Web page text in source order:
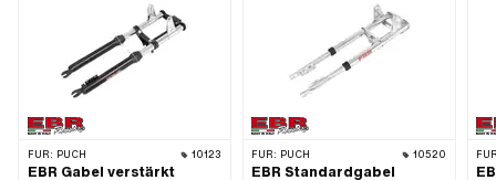
FÜR: PUCH 10123
EBR Gabel verstärkt
FÜR: PUCH 10520
EBR Standardgabel